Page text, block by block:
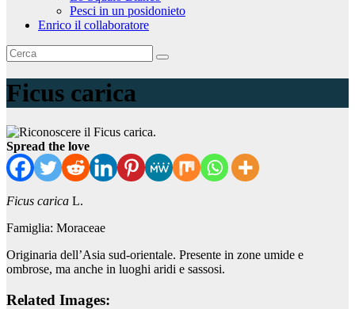
Pesci in un posidonieto
Enrico il collaboratore
Ficus carica
Spread the love
Ficus carica L.
Famiglia: Moraceae
Originaria dell’Asia sud-orientale. Presente in zone umide e
ombrose, ma anche in luoghi aridi e sassosi.
Related Images: